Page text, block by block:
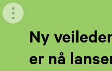
Meny
Ny
er nå